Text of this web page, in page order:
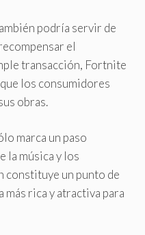
podría servir de
el
transacción, Fortnite
los consumidores
obras.
marca un paso
la música y los
constituye un punto de
rica y atractiva para